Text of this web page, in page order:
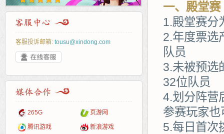
客服投诉邮箱: tousu@xindong.com
265G 页游网
腾讯游戏 新浪游戏
多玩
pcgame 中华网
游一游
游侠网页游戏 40407
开服网
斗蟹网页游戏 游戏
一、殿堂赛
1.殿堂赛分
2.年度票选
队员
3.未被预选
32位队员
4.划分阵营
参赛玩家
5.每日首次